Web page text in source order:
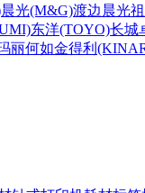
晨光(M&G)渡边 晨光
东洋(TOYO)长城
丽何如金得利